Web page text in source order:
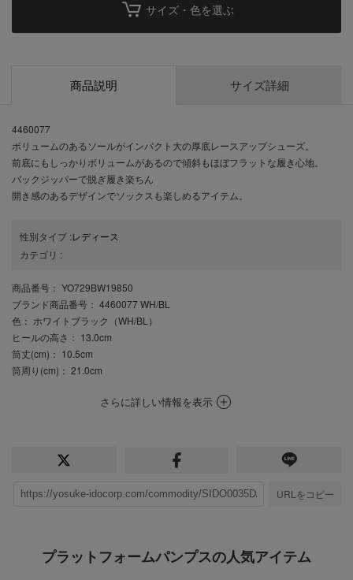
サイズ・色を選ぶ
商品説明 サイズ詳細
4460077
ボリュームのあるソールがインパクト大の厚底レースアップシューズ。
前底にもしっかりボリュームがあるので傾斜もほぼフラットな履き心地。
バックジッパーで脱ぎ履き楽ちん
開き感のあるデザインでソックスも楽しめるアイテム。
性別タイプ :レディース
カテゴリ :
商品番号 ： YO729BW19850
ブランド商品番号 ： 4460077 WH/BL
色 ： ホワイトブラック（WH/BL）
ヒールの高さ ： 13.0cm
筒丈(cm) ： 10.5cm
筒周り(cm) ： 21.0cm
さらに詳しい情報を表示
URLをコピー
プラットフォームパンプスの人気アイテム